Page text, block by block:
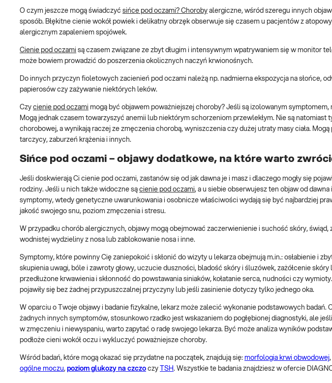
O czym jeszcze mogą świadczyć sińce pod oczami? Choroby alergiczne, wśród szeregu innych
sposób. Błękitne cienie wokół powiek i delikatny obrzęk obserwuje się czasem u pacjentów z
alergicznym zapaleniem spojówek.
Cienie pod oczami są czasem związane ze zbyt długim i intensywnym wpatrywaniem się w monitor
może bowiem prowadzić do poszerzenia okolicznych naczyń krwionośnych.
Do innych przyczyn fioletowych zacienień pod oczami należą np. nadmierna ekspozycja na słońce,
papierosów czy zażywanie niektórych leków.
Czy cienie pod oczami mogą być objawem poważniejszej choroby? Jeśli są izolowanym
Mogą jednak czasem towarzyszyć anemii lub niektórym schorzeniom przewlekłym. Nie są
chorobowej, a wynikają raczej ze zmęczenia chorobą, wyniszczenia czy dużej utraty masy ciała.
tarczycy, zaburzeń krążenia i innych.
Sińce pod oczami – objawy dodatkowe, na które warto
Jeśli doskwierają Ci cienie pod oczami, zastanów się od jak dawna je i masz i dlaczego mogły się
rodziny. Jeśli u nich także widoczne są cienie pod oczami, a u siebie obserwujesz ten objaw od
symptomy, wtedy genetyczne uwarunkowania i osobnicze właściwości wydają się być najbardziej
jakość swojego snu, poziom zmęczenia i stresu.
W przypadku chorób alergicznych, objawy mogą obejmować zaczerwienienie i suchość skóry,
wodnistej wydzieliny z nosa lub zablokowanie nosa i inne.
Symptomy, które powinny Cię zaniepokoić i skłonić do wizyty u lekarza obejmują m.in.: osłabienie i
skupienia uwagi, bóle i zawroty głowy, uczucie duszności, bladość skóry i śluzówek, zażółcenie
przedłużone krwawienia i skłonność do powstawania siniaków, kołatanie serca, nudności czy
pojawiły się bez żadnej przypuszczalnej przyczyny lub jeśli zasinienie dotyczy tylko jednego oka.
W oparciu o Twoje objawy i badanie fizykalne, lekarz może zalecić wykonanie podstawowych badań.
żadnych innych symptomów, stosunkowo rzadko jest wskazaniem do pogłębionej diagnostyki, ale
w zmęczeniu i niewyspaniu, warto zapytać o radę swojego lekarza. Być może analiza wyników
podłoże cieni wokół oczu i wykluczyć poważniejsze choroby.
Wśród badań, które mogą okazać się przydatne na początek, znajdują się: morfologia krwi obwodowej
ogólne moczu, poziom glukozy na czczo czy TSH. Wszystkie te badania znajdziesz w ofercie